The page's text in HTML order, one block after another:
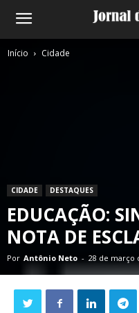
Início Cidade
CIDADE DESTAQUES
EDUCAÇÃO:
NOTA DE
Por Antônio Neto - 28 de março